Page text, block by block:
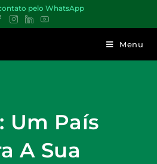
pelo WhatsApp
Menu
Um País
A Sua